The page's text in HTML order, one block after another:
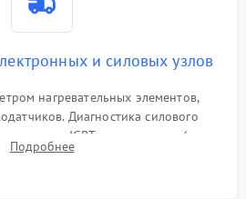
и силовых узлов
нагревательных элементов,
Диагностика силового
мостов и IGBT-транзисторов (для
и газ-контроля (для газовых
Подробнее